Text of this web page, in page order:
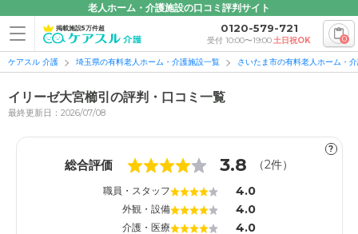
老人ホーム・介護施設の口コミ評判サイト
掲載施設5万件超 0120-579-721
受付 10:00〜19:00土日祝OK 0
ケアスル 介護 埼玉県の有料老人ホーム・介護施設一覧 さいたま市の有料老人ホーム・
イリーゼ大宮櫛引の評判・口コミ一覧
最終更新日：2026/07/08
?
総合評価 3.8 （2件）
職員・スタッフ 4.0
外観・設備 4.0
介護・医療 4.0